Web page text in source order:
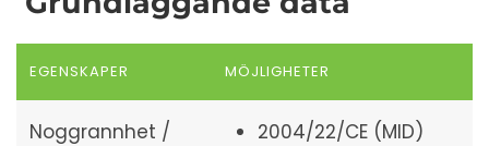
EGENSKAPER MÖJLIGHETER
Noggrannhet /
2004/22/CE (MID)